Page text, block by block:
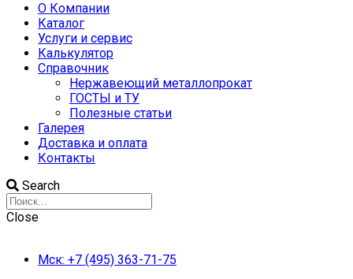
О Компании
Каталог
Услуги и сервис
Калькулятор
Справочник
Нержавеющий металлопрокат
ГОСТЫ и ТУ
Полезные статьи
Галерея
Доставка и оплата
Контакты
Search
Close
Мск: +7 (495) 363-71-75